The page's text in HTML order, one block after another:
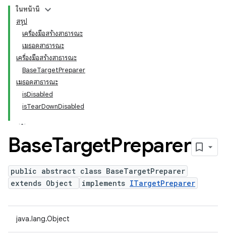
ในหน้านี้
สรุป
เครื่องมือสร้างสาธารณะ
เมธอดสาธารณะ
เครื่องมือสร้างสาธารณะ
BaseTargetPreparer
เมธอดสาธารณะ
isDisabled
isTearDownDisabled
BaseTargetPreparer
public abstract class BaseTargetPreparer
extends Object
implements ITargetPreparer
java.lang.Object